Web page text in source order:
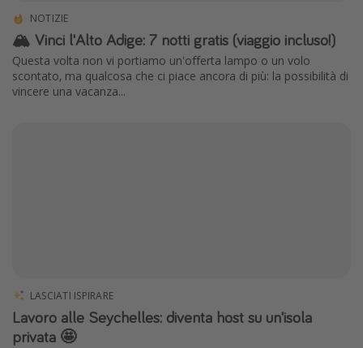
NOTIZIE
🏔️ Vinci l'Alto Adige: 7 notti gratis (viaggio incluso!)
Questa volta non vi portiamo un'offerta lampo o un volo
scontato, ma qualcosa che ci piace ancora di più: la possibilità di
vincere una vacanza...
LASCIATI ISPIRARE
Lavoro alle Seychelles: diventa host su un'isola
privata 🤩